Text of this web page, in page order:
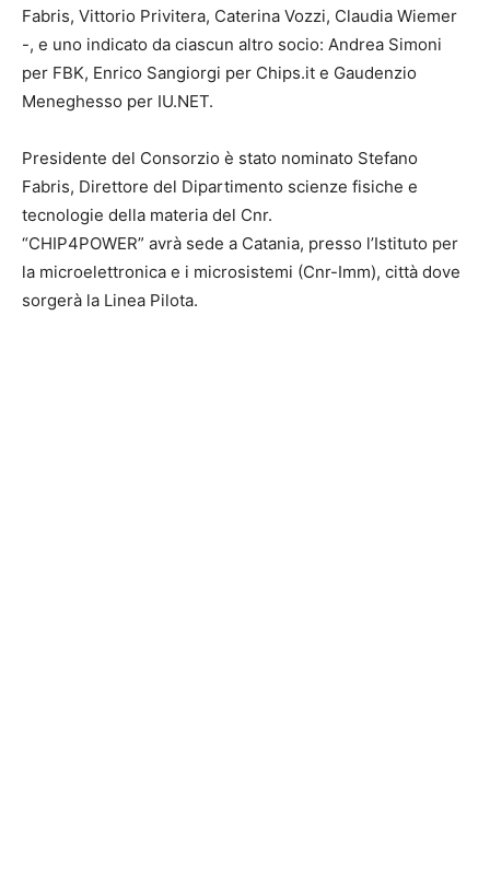
Fabris, Vittorio Privitera, Caterina Vozzi, Claudia Wiemer
-, e uno indicato da ciascun altro socio: Andrea Simoni
per FBK, Enrico Sangiorgi per Chips.it e Gaudenzio
Meneghesso per IU.NET.
Presidente del Consorzio è stato nominato Stefano
Fabris, Direttore del Dipartimento scienze fisiche e
tecnologie della materia del Cnr.
“CHIP4POWER” avrà sede a Catania, presso l’Istituto per
la microelettronica e i microsistemi (Cnr-Imm), città dove
sorgerà la Linea Pilota.